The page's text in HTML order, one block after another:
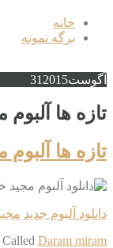
خانه
برگه نمونه
آگوست 31 2015
تازه ها
تازه ها
دانلود آلبوم جدید
Called Daram miram